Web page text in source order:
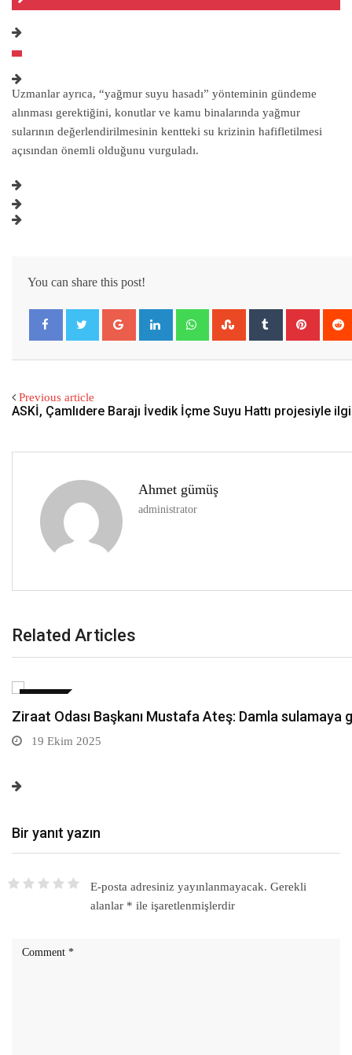
Uzmanlar ayrıca, “yağmur suyu hasadı” yönteminin gündeme
alınması gerektiğini, konutlar ve kamu binalarında yağmur
sularının değerlendirilmesinin kentteki su krizinin hafifletilmesi
açısından önemli olduğunu vurguladı.
You can share this post!
Previous article
ASKİ, Çamlıdere Barajı İvedik İçme Suyu Hattı projesiyle
Ahmet gümüş
administrator
Related Articles
Sarıkamış’ta hanımlara yönelik Mevlid-i Nebi
19 Ekim 2025
Bir yanıt yazın
E-posta adresiniz yayınlanmayacak. Gerekli
alanlar * ile işaretlenmişlerdir